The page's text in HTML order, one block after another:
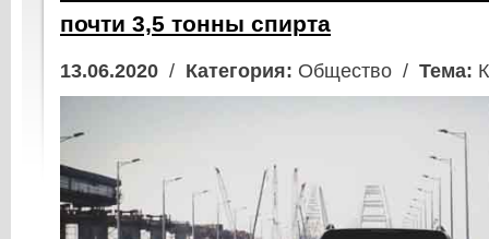
почти 3,5 тонны спирта
13.06.2020 / Категория: Общество / Тема: